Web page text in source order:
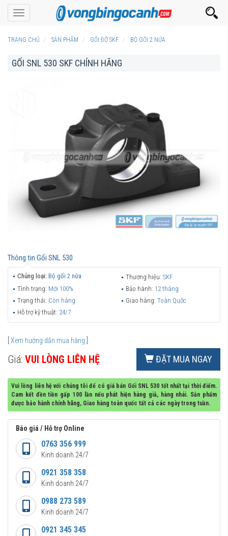
Toggle
navigation
TRANG CHỦ SẢN PHẨM GỐI ĐỠ SKF BỘ GỐI 2 NỬA
GỐI SNL 530 SKF CHÍNH HÃNG
Thông tin Gối SNL 530
Chủng loại: Bộ gối 2 nửa Thương hiệu: SKF
Tình trạng: Mới 100% Bảo hành: 12 tháng
Trạng thái: Còn hàng Giao hàng: Toàn Quốc
Hỗ trợ kỹ thuật: 24/7
Xem hướng dẫn mua hàng
Giá: VUI LÒNG LIÊN HỆ ĐẶT MUA NGAY
Vui lòng liên hệ với chúng tôi để có giá bán Gối SNL 530 tốt nhất tại thời điểm.
Cam kết đền tiền gấp 100 lần nếu phát hiện hàng giả, hàng nhái. Sản phẩm
được bảo hành chính hãng, Giao hàng toàn quốc tất cả các ngày trong tuần.
Báo giá / Hỗ trợ Online
0763 356 999
Kinh doanh 24/7
0921 358 358
Kinh doanh 24/7
0988 273 589
Kinh doanh 24/7
0921 345 345